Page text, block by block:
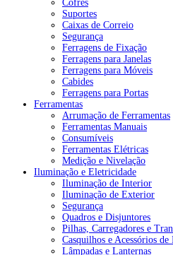
Cofres
Suportes
Caixas de Correio
Segurança
Ferragens de Fixação
Ferragens para Janelas
Ferragens para Móveis
Cabides
Ferragens para Portas
Ferramentas
Arrumação de Ferramentas
Ferramentas Manuais
Consumíveis
Ferramentas Elétricas
Medição e Nivelação
Iluminação e Eletricidade
Iluminação de Interior
Iluminação de Exterior
Segurança
Quadros e Disjuntores
Pilhas, Carregadores e
Casquilhos e Acessórios
Lâmpadas e Lanternas